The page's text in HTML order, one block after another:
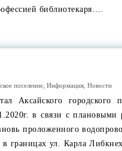
библиотекаря….
поселение Информация Новости
Аксайского городского
в связи с плановыми
проложенного
границах ул. Карла